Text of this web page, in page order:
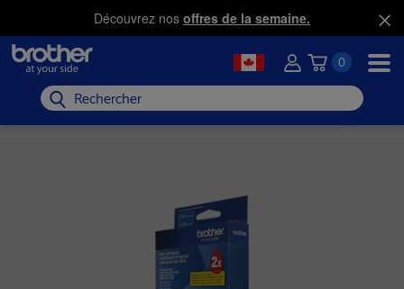
Découvrez nos offres de la semaine.
0
Rechercher